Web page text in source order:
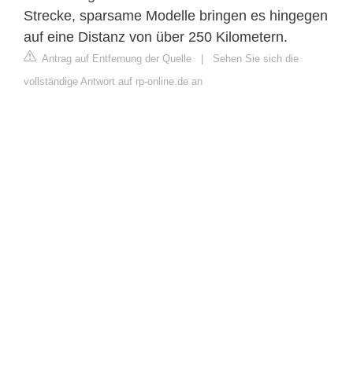
Strecke, sparsame Modelle bringen es hingegen
auf eine Distanz von über 250 Kilometern.
Antrag auf Entfernung der Quelle | Sehen Sie sich die
vollständige Antwort auf rp-online.de an